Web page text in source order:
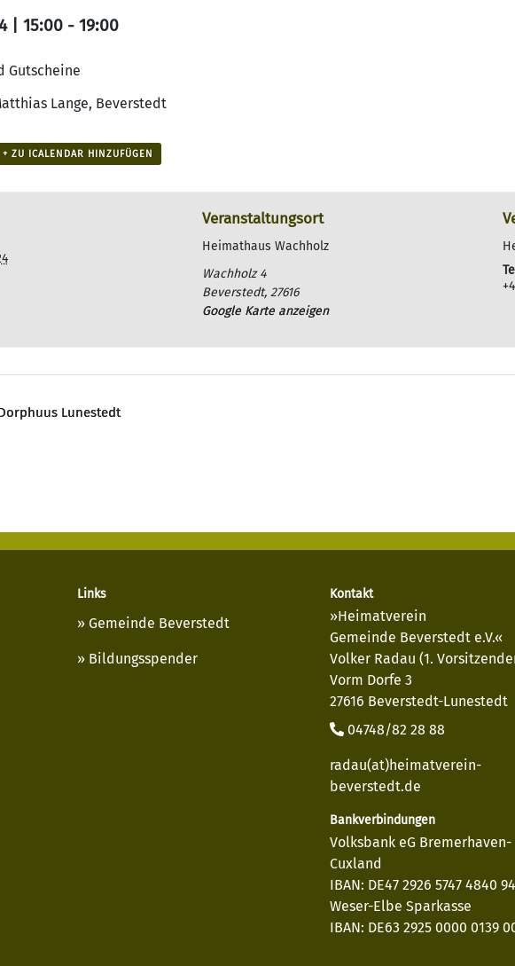
| 15:00 - 19:00
Gutscheine
Lange, Beverstedt
+ ZU ICALENDAR HINZUFÜGEN
Veranstaltungsort
Heimathaus Wachholz
Wachholz 4
Beverstedt, 27616
Google Karte anzeigen
Lunestedt
Links
Gemeinde Beverstedt
Bildungsspender
Kontakt
»Heimatverein
Gemeinde Beverstedt e.V.«
Volker Radau (1.
Vorm Dorfe 3
27616 Beverstedt-Lunestedt
04748/82 28 88
radau(at)heimatverein-
beverstedt.de
Bankverbindungen
Volksbank eG Bremerhaven-
Cuxland
IBAN: DE47 2926 5747 4840
Weser-Elbe Sparkasse
IBAN: DE63 2925 0000 0139